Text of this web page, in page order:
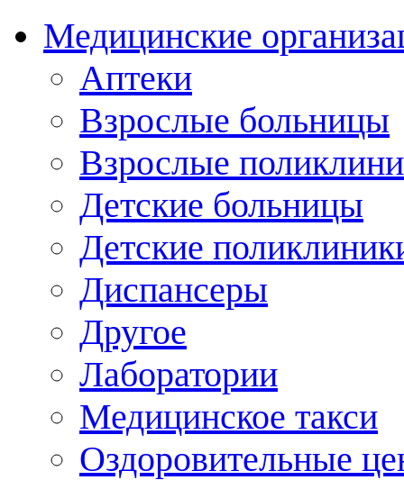
Медицинские
Аптеки
Взрослые больницы
Взрослые
Детские больницы
Детские
Диспансеры
Другое
Лаборатории
Медицинское такси
Оздоровительные